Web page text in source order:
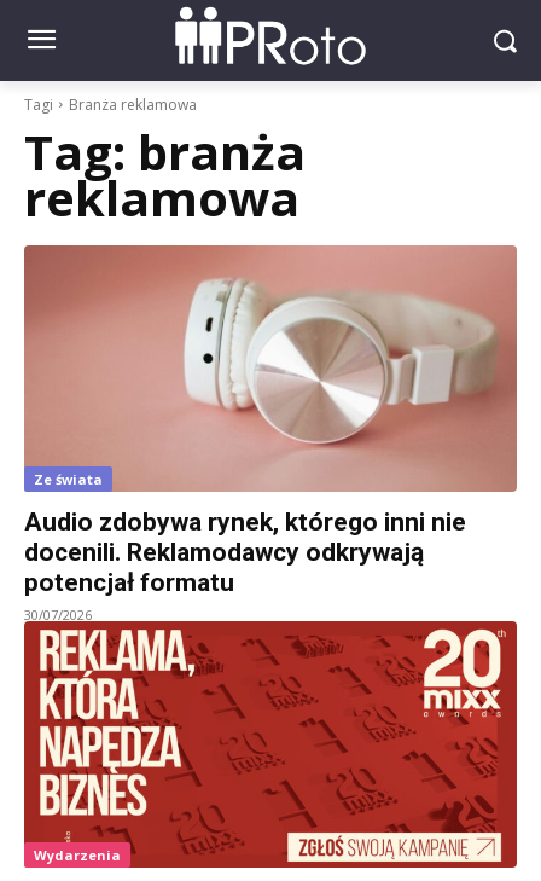
Tagi Branża reklamowa
Tag: branża
reklamowa
Ze świata
Audio zdobywa rynek, którego inni nie
docenili. Reklamodawcy odkrywają
potencjał formatu
30/07/2026
Wydarzenia